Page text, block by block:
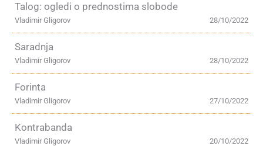
Talog: ogledi o prednostima slobode
28/10/2022
Vladimir Gligorov
Saradnja
28/10/2022
Vladimir Gligorov
Forinta
27/10/2022
Vladimir Gligorov
Kontrabanda
20/10/2022
Vladimir Gligorov